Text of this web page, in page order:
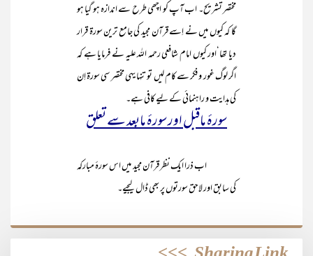
مختصر تشریح۔ اب آپ کو اچھی طرح سے اندازہ ہو گیا ہو
گا کہ کیوں میں نے اِسے قرآن مجید کی جامع ترین سورۃ قرار
دیا تھا‘اور کیوں امام شافعی رحمہ اللہ علیہ نے فرمایا ہے کہ
اگر لوگ غور و فکر سے کام لیں تو تنہا یہی مختصر سی سورۃ اِن
کی ہدایت و راہنمائی کے لیے کافی ہے۔
سورۂ ماقبل اور سورۂ مابعد سے تعلق
اب ذرا ایک نظر قرآن مجید میں اس سورۂ مبارکہ
کی سابق اور لاحق سورتوں پر بھی ڈال لیجیے۔